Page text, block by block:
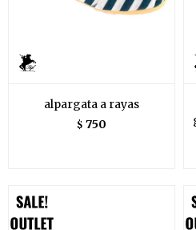
alpargata a rayas
$ 750